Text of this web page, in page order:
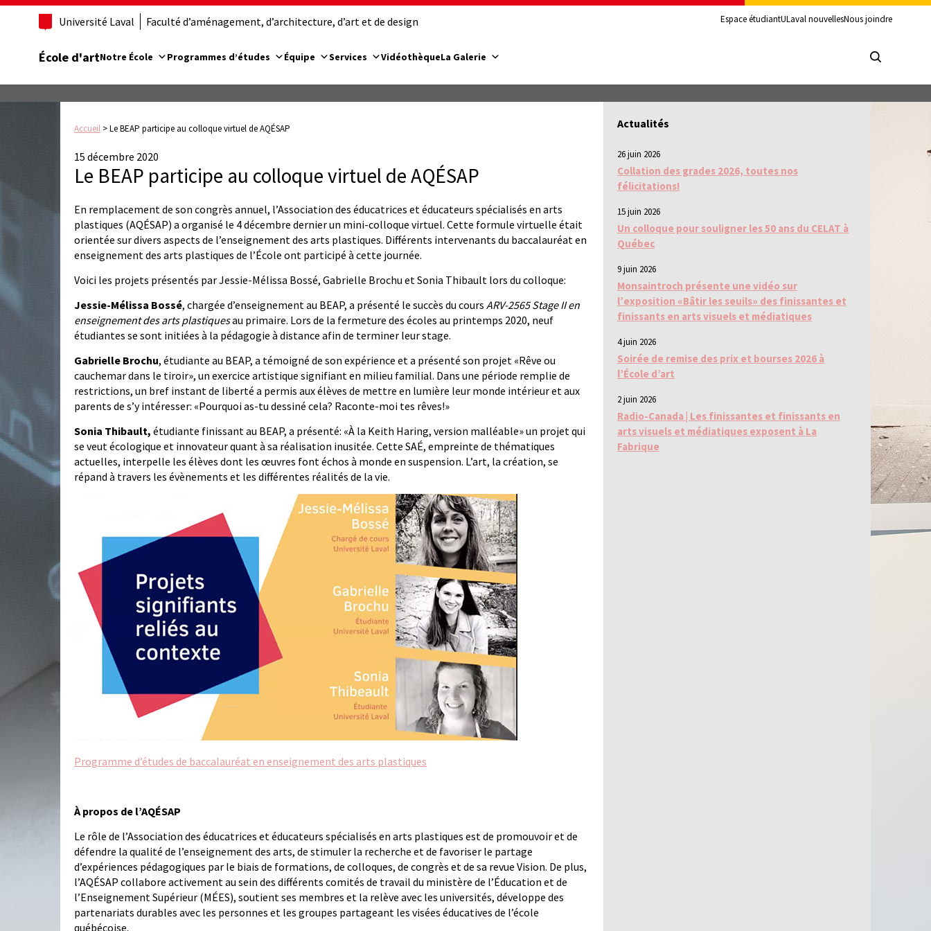
Université Laval Faculté d’aménagement, d’architecture, d’art et de design Espace étudiantULaval nouvellesNous joindre
École d'artNotre École Programmes d’études Équipe Services VidéothèqueLa Galerie
Accueil >Le BEAP participe au colloque virtuel de AQÉSAP
15 décembre 2020
Le BEAP participe au colloque virtuel de AQÉSAP
En remplacement de son congrès annuel, l’Association des éducatrices et éducateurs spécialisés en arts
plastiques (AQÉSAP) a organisé le 4 décembre dernier un mini-colloque virtuel. Cette formule virtuelle était
orientée sur divers aspects de l’enseignement des arts plastiques. Différents intervenants du baccalauréat en
enseignement des arts plastiques de l’École ont participé à cette journée.
Voici les projets présentés par Jessie-Mélissa Bossé, Gabrielle Brochu et Sonia Thibault lors du colloque:
Jessie-Mélissa Bossé, chargée d’enseignement au BEAP, a présenté le succès du cours ARV-2565 Stage II en
enseignement des arts plastiquesau primaire. Lors de la fermeture des écoles au printemps 2020, neuf
étudiantes se sont initiées à la pédagogie à distance afin de terminer leur stage.
Gabrielle Brochu, étudiante au BEAP, a témoigné de son expérience et a présenté son projet «Rêve ou
cauchemar dans le tiroir», un exercice artistique signifiant en milieu familial. Dans une période remplie de
restrictions, un bref instant de liberté a permis aux élèves de mettre en lumière leur monde intérieur et aux
parents de s’y intéresser: «Pourquoi as-tu dessiné cela? Raconte-moi tes rêves!»
Sonia Thibault, étudiante finissant au BEAP, a présenté: «À la Keith Haring, version malléable» un projet qui
se veut écologique et innovateur quant à sa réalisation inusitée. Cette SAÉ, empreinte de thématiques
actuelles, interpelle les élèves dont les œuvres font échos à monde en suspension. L’art, la création, se
répand à travers les évènements et les différentes réalités de la vie.
Programme d’études de baccalauréat en enseignement des arts plastiques
À propos de l’AQÉSAP
Le rôle de l’Association des éducatrices et éducateurs spécialisés en arts plastiques est de promouvoir et de
défendre la qualité de l’enseignement des arts, de stimuler la recherche et de favoriser le partage
d’expériences pédagogiques par le biais de formations, de colloques, de congrès et de sa revue Vision. De plus,
l’AQÉSAP collabore activement au sein des différents comités de travail du ministère de l’Éducation et de
l’Enseignement Supérieur (MÉES), soutient ses membres et la relève avec les universités, développe des
partenariats durables avec les personnes et les groupes partageant les visées éducatives de l’école
québécoise.
Actualités
26 juin 2026
Collation des grades 2026, toutes nos
félicitations!
15 juin 2026
Un colloque pour souligner les 50 ans du CELAT à
Québec
9 juin 2026
Monsaintroch présente une vidéo sur
l’exposition «Bâtir les seuils» des finissantes et
finissants en arts visuels et médiatiques
4 juin 2026
Soirée de remise des prix et bourses 2026 à
l’École d’art
2 juin 2026
Radio-Canada | Les finissantes et finissants en
arts visuels et médiatiques exposent à La
Fabrique